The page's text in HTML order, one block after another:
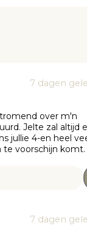
7 dagen
over m'n
Jelte zal altijd
jullie 4-en heel
voorschijn komt.
7 dagen